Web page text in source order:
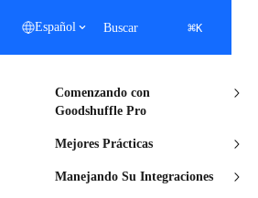
Español Buscar ⌘K
Comenzando con
Goodshuffle Pro
Mejores Prácticas
Manejando Su Integraciones